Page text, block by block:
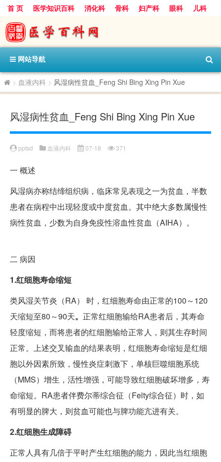
首 页 医学知识百科 消化科 骨科 妇产科 眼科
儿科
心血管病科
呼吸科 神经科
内分泌科
口腔科
网站导航
> 血液内科 > 风湿病性贫血_Feng Shi Bing Xing Pin Xue
风湿病性贫血_Feng Shi Bing Xing Pin Xue
pptsd 血液内科 07-18 371
一 概述
风湿病亦称结缔组织病，临床常见表现之一为贫血，半数
患者在病程中出现轻度或中度贫血。其中绝大多数属慢性
病性贫血，少数为自身免疫性溶血性贫血（AIHA）。
二 病因
1.红细胞寿命缩短
类风湿关节炎（RA） 时，红细胞寿命由正常的100～120
天缩短至80～90天。 正常红细胞输给RA患者后，其寿命
轻度缩短，而将患者的红细胞输给正常人，则其生存时间
正常。上述交叉输血的结果表明，红细胞寿命缩短是红细
胞以外因素所致，慢性炎症刺激下，单核巨噬细胞系统
（MMS）增生，活性增强，可能导致红细胞破坏增多，寿
命缩短。RA患者伴费尔蒂综合征（Felty综合征）时，如
有明显的脾大，则贫血可能也与脾功能亢进有关。
2.红细胞生成障碍
正常人具有几倍于平时产生红细胞的能力，因此当红细胞